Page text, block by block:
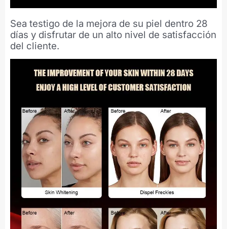
Sea testigo de la mejora de su piel dentro 28
días y disfrutar de un alto nivel de satisfacción
del cliente.